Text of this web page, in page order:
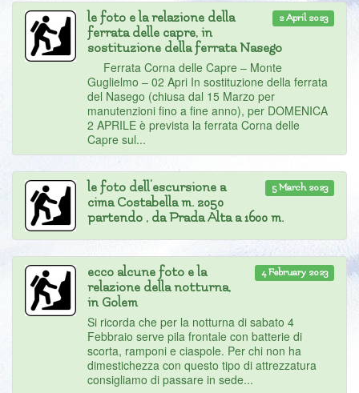
2 April 2023
le foto e la relazione della
ferrata delle capre, in
sostituzione della ferrata Nasego
Ferrata Corna delle Capre – Monte
Guglielmo – 02 Apri In sostituzione della ferrata
del Nasego (chiusa dal 15 Marzo per
manutenzioni fino a fine anno), per DOMENICA
2 APRILE è prevista la ferrata Corna delle
Capre sul...
5 March 2023
le foto dell'escursione a
cima Costabella m. 2050
partendo , da Prada Alta a 1600 m.
4 February 2023
ecco alcune foto e la
relazione della notturna,
in Golem
Si ricorda che per la notturna di sabato 4
Febbraio serve pila frontale con batterie di
scorta, ramponi e ciaspole. Per chi non ha
dimestichezza con questo tipo di attrezzatura
consigliamo di passare in sede...